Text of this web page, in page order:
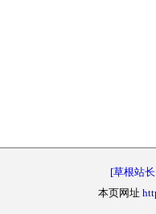
[草根站
本页网址